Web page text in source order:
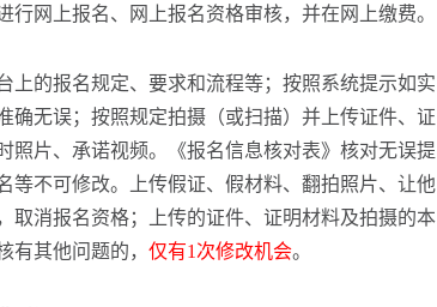
网上报名、网上报名资格审核，并在网上缴费。
上的报名规定、要求和流程等；按照系统提示如实
确无误；按照规定拍摄（或扫描）并上传证件、证
照片、承诺视频。《报名信息核对表》核对无误提
等不可修改。上传假证、假材料、翻拍照片、让他
取消报名资格；上传的证件、证明材料及拍摄的本
有其他问题的， 仅有1次修改机会。